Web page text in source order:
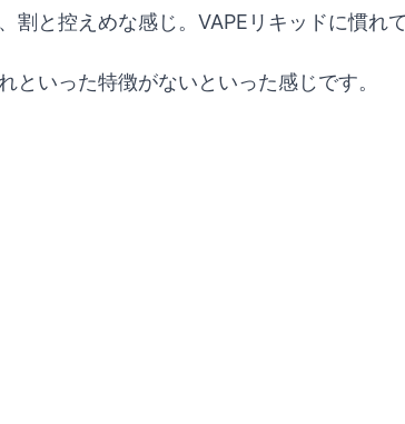
と控えめな感じ。VAPEリキッドに慣れ
いった特徴がないといった感じです。